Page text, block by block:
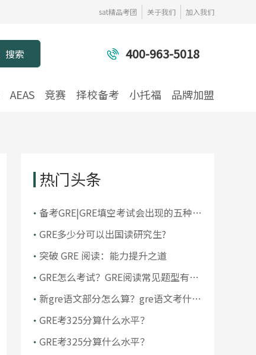
sat精品考团 关于我们 加入我们
400-963-5018
AEAS 竞赛 择校备考 小托福 品牌加盟
热门头条
备考GRE|GRE填空考试会出现的五种类
型转折！
GRE多少分可以出国读研究生?
突破 GRE 阅读：能力提升之道
GRE怎么考试？GRE阅读常见题型有哪
些？
新gre语文部分怎么算？gre语文考什
么？
GRE考325分算什么水平？
GRE考325分算什么水平？